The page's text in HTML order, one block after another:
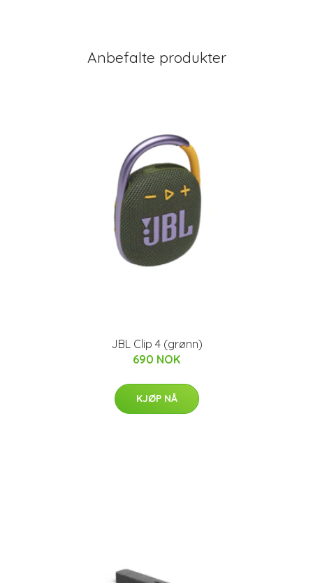
Anbefalte produkter
JBL Clip 4 (grønn)
690 NOK
KJØP NÅ